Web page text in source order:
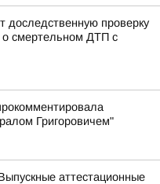
доследственную проверку
о смертельном ДТП с
Григоровичем"
аттестационные